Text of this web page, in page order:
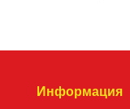
Информация